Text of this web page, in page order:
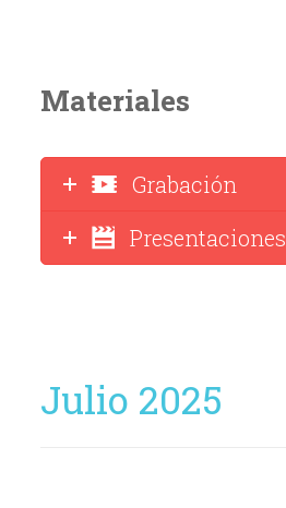
Materiales
Grabación
Presentaciones
Julio 2025